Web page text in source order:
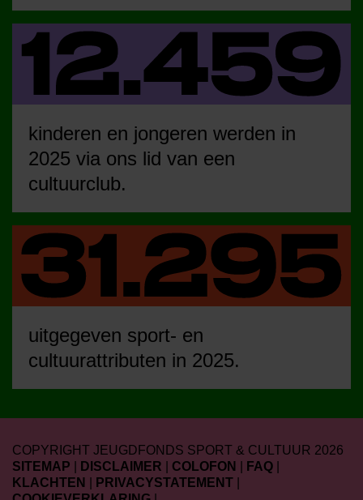
kinderen en jongeren werden in
2025 via ons lid van een
cultuurclub.
uitgegeven sport- en
cultuurattributen in 2025.
COPYRIGHT JEUGDFONDS SPORT & CULTUUR 2026
SITEMAP
DISCLAIMER COLOFON FAQ
KLACHTEN
PRIVACYSTATEMENT